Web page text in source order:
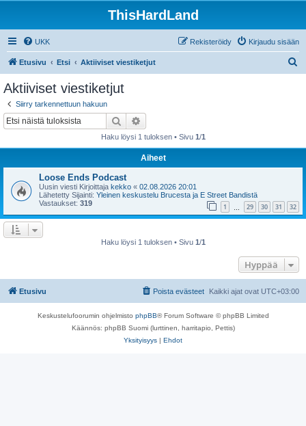
ThisHardLand
UKK Kirjaudu sisään
Rekisteröidy
Etusivu Etsi Aktiiviset viestiketjut
Aktiiviset viestiketjut
Siirry tarkennettuun hakuun
Etsi
Haku löysi 1 tuloksen • Sivu 1/1
Aiheet
Loose Ends Podcast
Uusin viesti Kirjoittaja kekko « 02.08.2026 20:01
Lähetetty Sijainti: Yleinen keskustelu Brucesta ja E Street Bandistä
Vastaukset: 319 1 29 30 31 32
Haku löysi 1 tuloksen • Sivu 1/1
Hyppää
Etusivu Kaikki ajat ovat UTC+03:00
Poista evästeet
Keskustelufoorumin ohjelmisto phpBB® Forum Software © phpBB Limited
Käännös: phpBB Suomi (lurttinen, harritapio, Pettis)
Yksityisyys | Ehdot